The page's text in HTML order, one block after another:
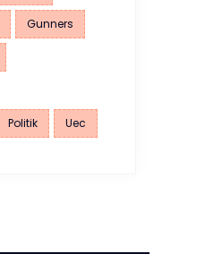
Gunners
Politik Uec